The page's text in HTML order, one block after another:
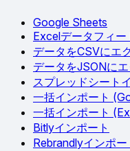
Google Sheets
Excelデータフィー
データをCSVにエ
データをJSONに
スプレッドシート
一括インポート
一括インポート
Bitlyインポート
Rebrandlyインポー